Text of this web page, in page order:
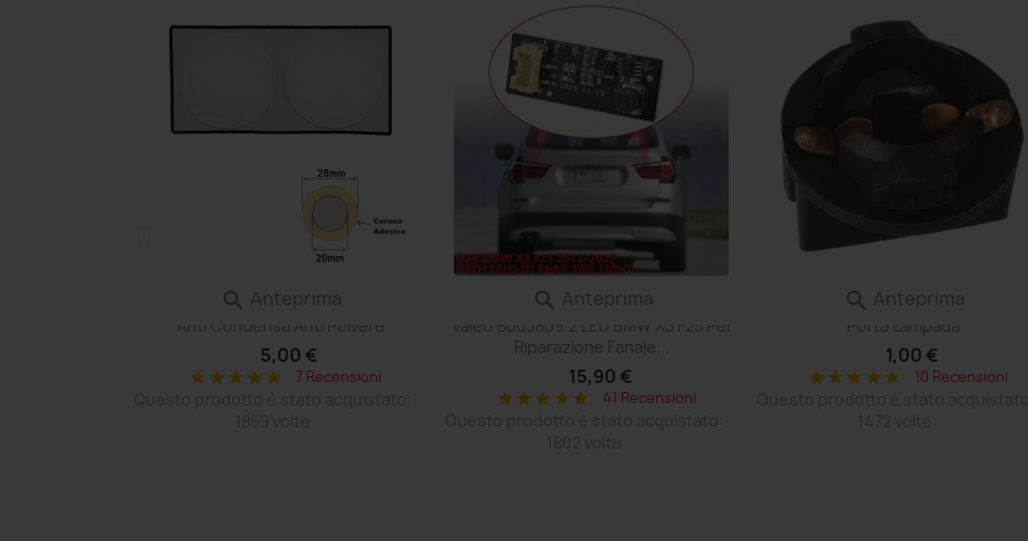
 Anteprima
Film Aerazione Faro Valvola Membrana
Anti Condensa Anti Polvere
5,00 €
star star star star star 7 Recensioni
 Anteprima
Centralina Scheda Compatibile Con
Valeo B003809.2 LED BMW X3 F25 Per
Riparazione Fanale...
15,90 €
star star star star star 41 Recensioni
 Anteprima
Adattatore T10 Led Plafoniera Volvo
Porta Lampada
1,00 €
star star star star star 10 Recensioni